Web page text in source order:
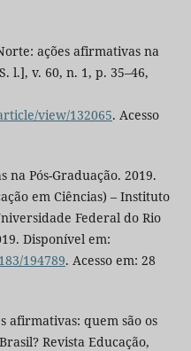
ações afirmativas na
l.], v. 60, n. 1, p. 35–46,
view/132065. Acesso
na Pós-Graduação. 2019.
em Ciências) – Instituto
Federal do Rio
Disponível em:
194789. Acesso em: 28
afirmativas: quem são os
Revista Educação,